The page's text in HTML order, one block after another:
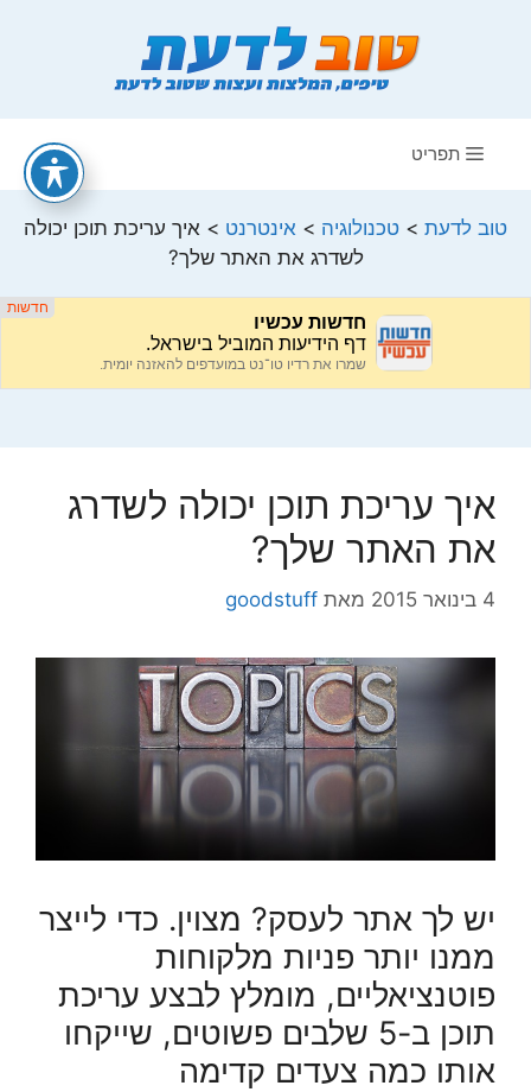
תפריט
טוב לדעת > טכנולוגיה > אינטרנט > איך עריכת תוכן יכולה
לשדרג את האתר שלך?
איך עריכת תוכן יכולה לשדרג
את האתר שלך?
4 בינואר 2015 מאת goodstuff
יש לך אתר לעסק? מצוין. כדי לייצר
ממנו יותר פניות מלקוחות
פוטנציאליים, מומלץ לבצע עריכת
תוכן ב-5 שלבים פשוטים, שייקחו
אותו כמה צעדים קדימה